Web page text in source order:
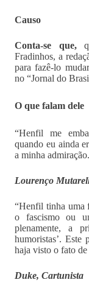
Causo
Conta-se que,
Fradinhos, a
para fazê-lo
no “Jornal do
O que falam dele
“Henfil me
quando eu ainda
a minha
Lourenço
“Henfil tinha uma
o fascismo ou
plenamente, a
humoristas’. Este
haja visto o fato
Duke, Cartunista